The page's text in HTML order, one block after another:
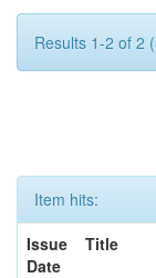
Results 1-2 of 2
Item hits:
Issue
Date
Title